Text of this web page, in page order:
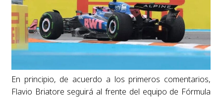
En principio, de acuerdo a los primeros comentarios,
Flavio Briatore seguirá al frente del equipo de Fórmula